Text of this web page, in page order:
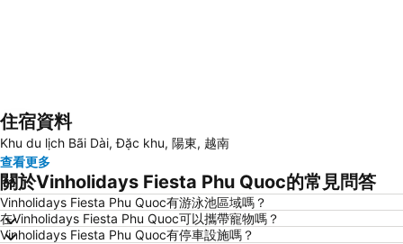
展開地圖
住宿資料
Khu du lịch Bãi Dài, Đặc khu, 陽東, 越南
查看更多
關於Vinholidays Fiesta Phu Quoc的常見問答
Vinholidays Fiesta Phu Quoc有游泳池區域嗎？
在Vinholidays Fiesta Phu Quoc可以攜帶寵物嗎？
Vinholidays Fiesta Phu Quoc有停車設施嗎？